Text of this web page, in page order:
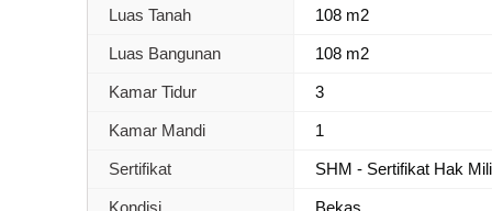
Luas Tanah 108 m2
Luas Bangunan 108 m2
Kamar Tidur 3
Kamar Mandi 1
Sertifikat SHM - Sertifikat Hak
Kondisi Bekas